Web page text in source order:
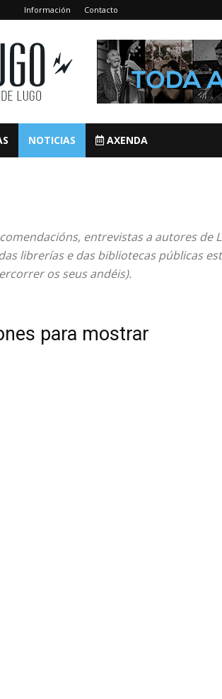
Información Contacto
NOTICIAS AXENDA
entrevistas a autores
librerías e das bibliotecas públicas
os seus andéis).
para mostrar